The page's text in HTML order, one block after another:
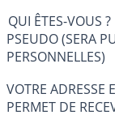
QUI ÊTES-VOUS ?
PSEUDO (SERA
PERSONNELLES)
VOTRE ADRESSE
PERMET DE